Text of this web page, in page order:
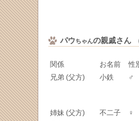
パウちゃんの親戚さん
関係 お名前 性
兄弟 (父方)
小鉄 ♂
姉妹 (父方) 不二子 ♀